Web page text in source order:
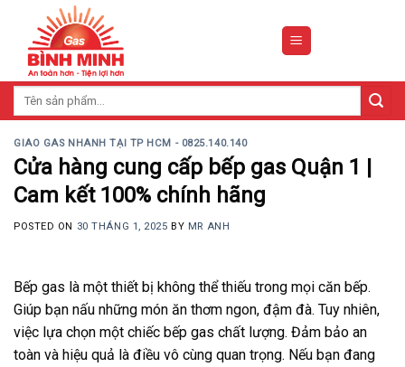
content
GIAO GAS NHANH TẠI TP HCM - 0825.140.140
Cửa hàng cung cấp bếp gas Quận 1 |
Cam kết 100% chính hãng
POSTED ON 30 THÁNG 1, 2025 BY MR ANH
Bếp gas là một thiết bị không thể thiếu trong mọi căn bếp.
Giúp bạn nấu những món ăn thơm ngon, đậm đà. Tuy nhiên,
việc lựa chọn một chiếc bếp gas chất lượng. Đảm bảo an
toàn và hiệu quả là điều vô cùng quan trọng. Nếu bạn đang